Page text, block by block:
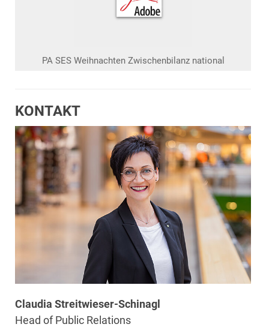
PA SES Weihnachten Zwischenbilanz national
KONTAKT
Claudia Streitwieser-Schinagl
Head of Public Relations